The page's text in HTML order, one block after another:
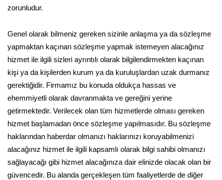
zorunludur.
Genel olarak bilmeniz gereken sizinle anlaşma ya da sözleşme
yapmaktan kaçınan sözleşme yapmak istemeyen alacağınız
hizmet ile ilgili sizleri ayrıntılı olarak bilgilendirmekten kaçınan
kişi ya da kişilerden kurum ya da kuruluşlardan uzak durmanız
gerektiğidir. Firmamız bu konuda oldukça hassas ve
ehemmiyetli olarak davranmakta ve gereğini yerine
getirmektedir. Verilecek olan tüm hizmetlerde olması gereken
hizmet başlamadan önce sözleşme yapılmasıdır. Bu sözleşme
haklarından haberdar olmanızı haklarınızı koruyabilmenizi
alacağınız hizmet ile ilgili kapsamlı olarak bilgi sahibi olmanızı
sağlayacağı gibi hizmet alacağınıza dair elinizde olacak olan bir
güvencedir. Bu alanda gerçekleşen tüm faaliyetlerde de diğer